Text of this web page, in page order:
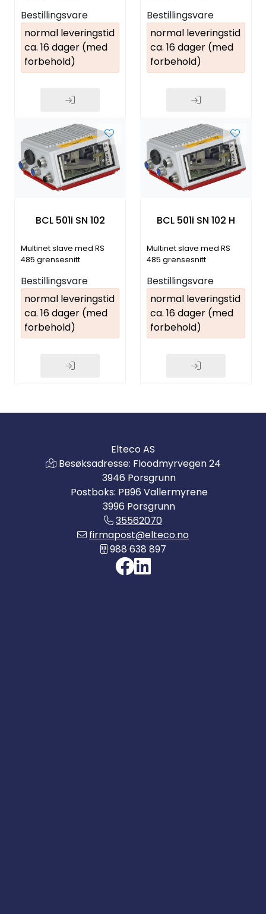
Bestillingsvare
normal leveringstid
ca. 16 dager (med
forbehold)
Bestillingsvare
normal leveringstid
ca. 16 dager (med
forbehold)
BCL 501i SN 102
Multinet slave med RS
485 grensesnitt
Bestillingsvare
normal leveringstid
ca. 16 dager (med
forbehold)
BCL 501i SN 102 H
Multinet slave med RS
485 grensesnitt
Bestillingsvare
normal leveringstid
ca. 16 dager (med
forbehold)
Elteco AS
Besøksadresse: Floodmyrvegen 24
3946 Porsgrunn
Postboks: PB96 Vallermyrene
3996 Porsgrunn
35562070
firmapost@elteco.no
988 638 897